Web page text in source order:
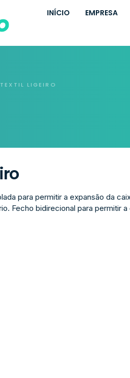
INÍCIO EMPRESA
LIGEIRO
para permitir a expansão da
Fecho bidirecional para permitir